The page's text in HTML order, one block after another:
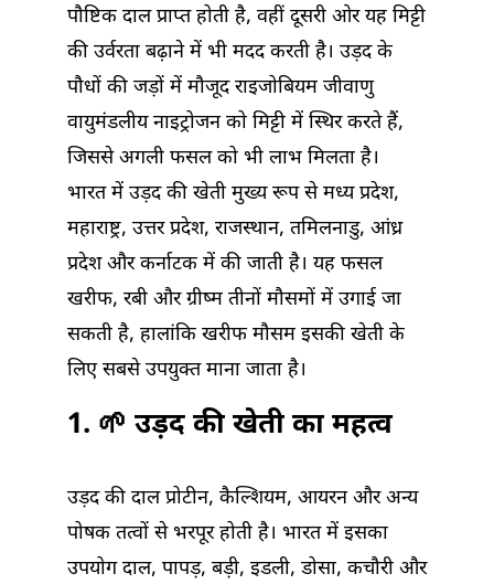
पौष्टिक दाल प्राप्त होती है, वहीं दूसरी ओर यह मिट्टी
की उर्वरता बढ़ाने में भी मदद करती है। उड़द के
पौधों की जड़ों में मौजूद राइजोबियम जीवाणु
वायुमंडलीय नाइट्रोजन को मिट्टी में स्थिर करते हैं,
जिससे अगली फसल को भी लाभ मिलता है।
भारत में उड़द की खेती मुख्य रूप से मध्य प्रदेश,
महाराष्ट्र, उत्तर प्रदेश, राजस्थान, तमिलनाडु, आंध्र
प्रदेश और कर्नाटक में की जाती है। यह फसल
खरीफ, रबी और ग्रीष्म तीनों मौसमों में उगाई जा
सकती है, हालांकि खरीफ मौसम इसकी खेती के
लिए सबसे उपयुक्त माना जाता है।
1. 🌱 उड़द की खेती का महत्व
उड़द की दाल प्रोटीन, कैल्शियम, आयरन और अन्य
पोषक तत्वों से भरपूर होती है। भारत में इसका
उपयोग दाल, पापड़, बड़ी, इडली, डोसा, कचौरी और